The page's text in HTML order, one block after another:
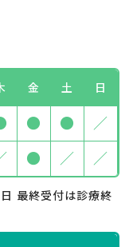
金 土 日
● ● ／
● ／ ／
最終受付は診療終